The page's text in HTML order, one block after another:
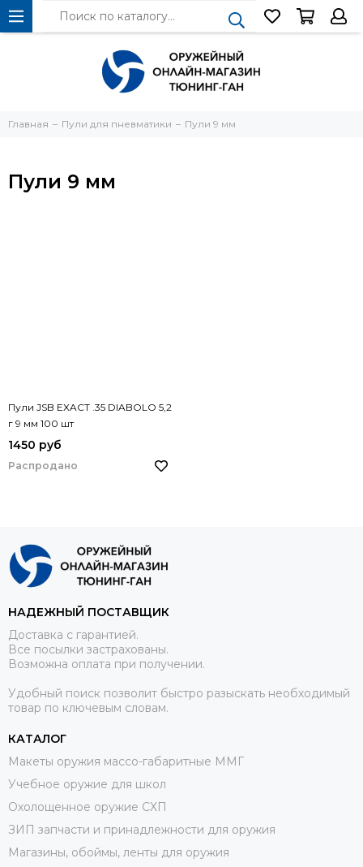
Главная Пули для пневматики Пули 9 мм
Пули 9 мм
Пули JSB EXACT .35 DIABOLO 5,2
г 9 мм 100 шт
1450 руб
Распродано
НАДЕЖНЫЙ ПОСТАВЩИК
Доставка с гарантией.
Все посылки застрахованы.
Возможна оплата при получении.
Удобный поиск позволит быстро разыскать необходимый
товар по ключевым словам.
КАТАЛОГ
Макеты оружия массо-габаритные ММГ
Учебное оружие для школ
Охолощенное оружие СХП
ЗИП запчасти и принадлежности для оружия
Магазины, обоймы, ленты для оружия